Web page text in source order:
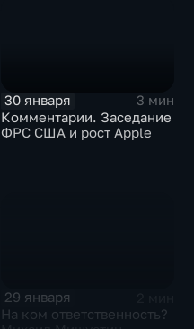
30 января
3 мин
Комментарии. Заседание
ФРС США и рост Apple
29 января
На ком ответственность?